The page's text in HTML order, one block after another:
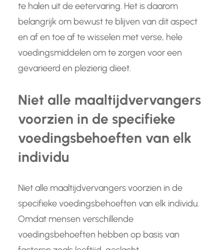
te halen uit de eetervaring. Het is daarom
belangrijk om bewust te blijven van dit aspect
en af en toe af te wisselen met verse, hele
voedingsmiddelen om te zorgen voor een
gevarieerd en plezierig dieet.
Niet alle maaltijdvervangers
voorzien in de specifieke
voedingsbehoeften van elk
individu
Niet alle maaltijdvervangers voorzien in de
specifieke voedingsbehoeften van elk individu.
Omdat mensen verschillende
voedingsbehoeften hebben op basis van